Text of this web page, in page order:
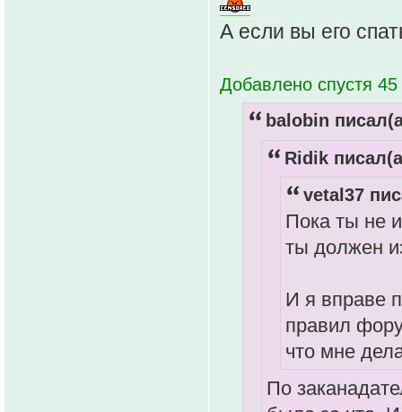
А если вы его
Добавлено спустя 45
balobin
Ridik
vetal37
Пока ты не
ты должен
И я вправе
правил
что мне
По